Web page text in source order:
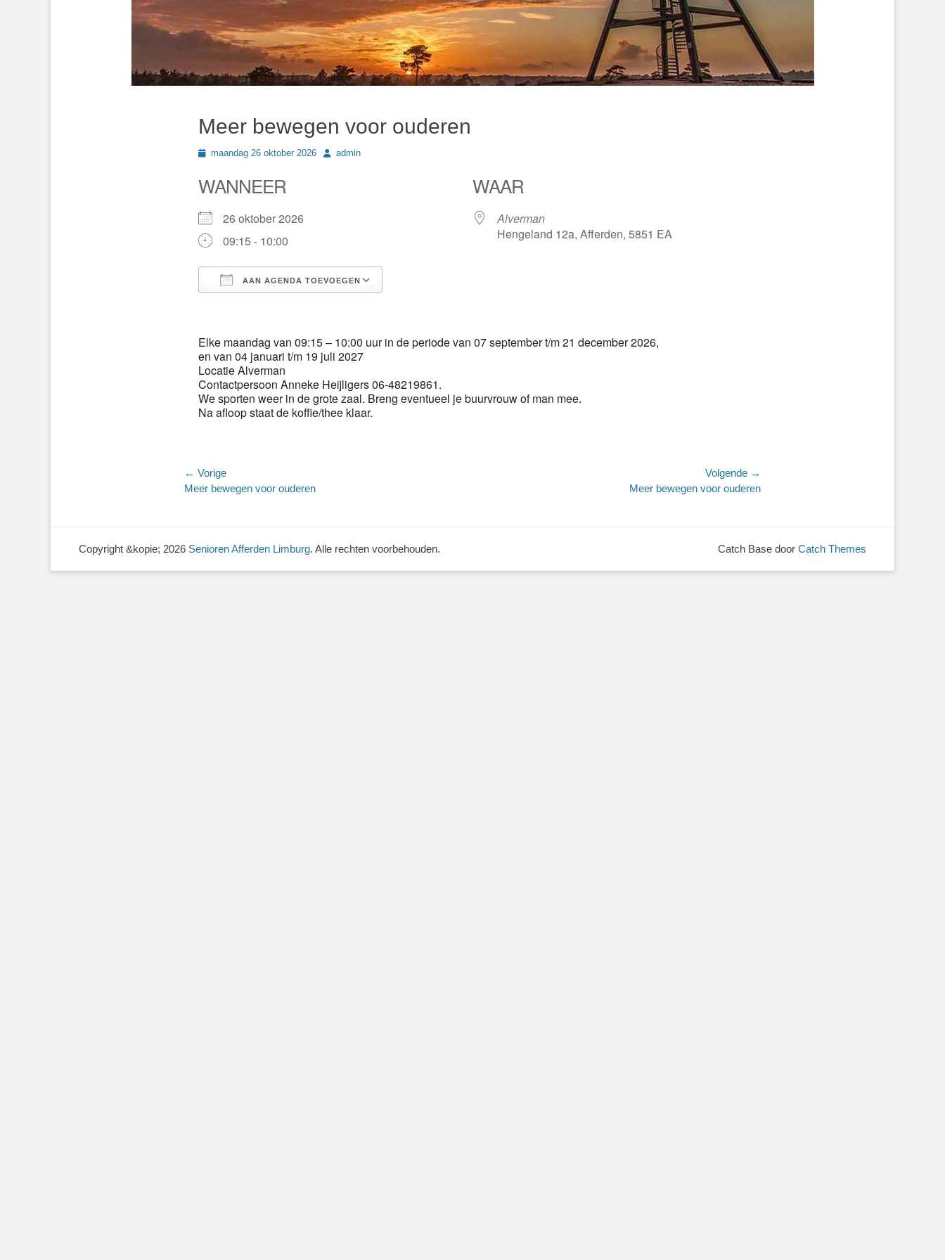
Meer bewegen voor ouderen
Geplaatst
maandag 26 oktober 2026 Authoradmin
WANNEER
26 oktober 2026
09:15 - 10:00
AAN AGENDA TOEVOEGEN
WAAR
Alverman
Hengeland 12a, Afferden, 5851 EA
Elke maandag van 09:15 – 10:00 uur in de periode van 07 september t/m 21 december 2026,
en van 04 januari t/m 19 juli 2027
Locatie Alverman
Contactpersoon Anneke Heijligers 06-48219861.
We sporten weer in de grote zaal. Breng eventueel je buurvrouw of man mee.
Na afloop staat de koffie/thee klaar.
Bericht
navigatie
← Vorige
Vorig
Meer bewegen voor ouderen
Volgende →
Meer bewegen voor ouderen
Copyright &kopie; 2026 Senioren Afferden Limburg. Alle rechten voorbehouden. Catch Base door Catch Themes